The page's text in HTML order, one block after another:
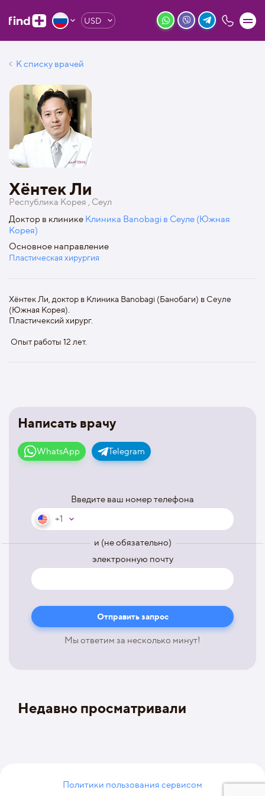
USD
К списку врачей
Написать врачу
WhatsApp Telegram
Введите ваш номер телефона
+1
и (не обязательно)
электронную почту
Мы ответим за несколько минут!
Хёнтек Ли
Республика Корея , Сеул
Доктор в клинике Клиника Banobagi в Сеуле (Южная
Корея)
Основное направление
Пластическая хирургия
Хёнтек Ли, доктор в Клиника Banobagi (Банобаги) в Сеуле
(Южная Корея).
Пластичексий хирург.
Опыт работы 12 лет.
Недавно просматривали
Политики пользования сервисом